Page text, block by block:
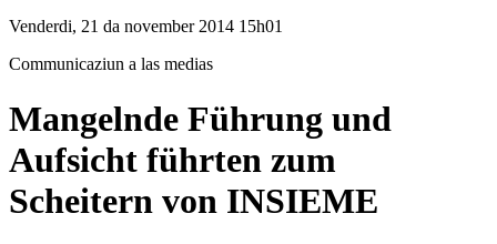
Venderdi, 21 da november 2014 15h01
Communicaziun a las medias
Mangelnde Führung und
Aufsicht führten zum
Scheitern von INSIEME